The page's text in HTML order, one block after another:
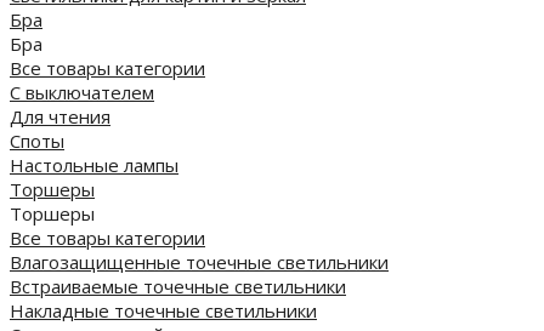
Бра
Бра
Все товары категории
С выключателем
Для чтения
Споты
Настольные лампы
Торшеры
Торшеры
Все товары категории
Влагозащищенные точечные светильники
Встраиваемые точечные светильники
Накладные точечные светильники